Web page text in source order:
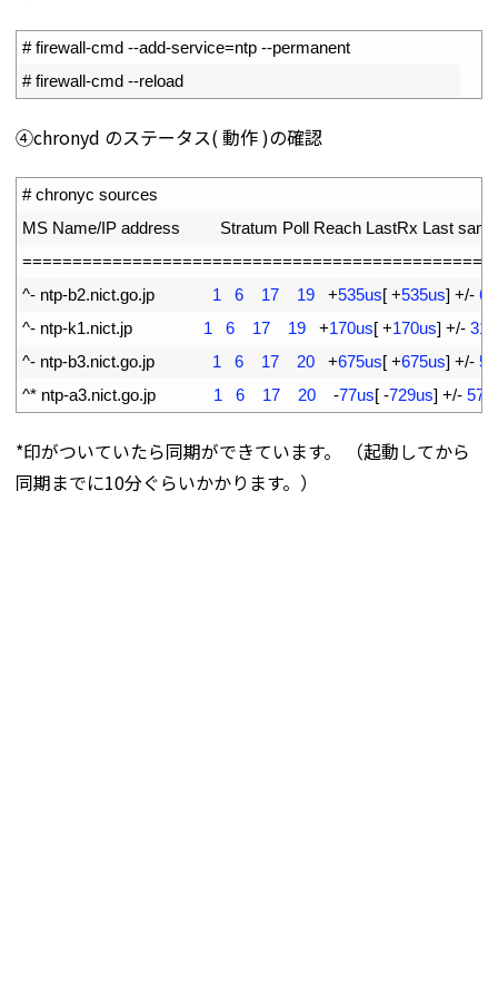
# firewall-cmd --add-service=ntp --permanent
# firewall-cmd --reload
④chronyd のステータス( 動作 )の確認
# chronyc sources
MS Name/IP address Stratum Poll Reach LastRx Last
=============================================
^- ntp-b2.nict.go.jp 1 6 17 19 +535us[ +535us] +/-
^- ntp-k1.nict.jp 1 6 17 19 +170us[ +170us] +/-
^- ntp-b3.nict.go.jp 1 6 17 20 +675us[ +675us] +/-
^* ntp-a3.nict.go.jp 1 6 17 20 -77us[ -729us] +/-
*印がついていたら同期ができています。 （起動してから
同期までに10分ぐらいかかります。）